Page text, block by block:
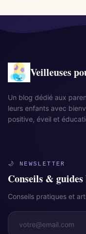
Veilleuses
Un blog dédié aux
leurs enfants avec
positive, éveil et
🌙 NEWSLETTER
Conseils & guides
Conseils pratiques et